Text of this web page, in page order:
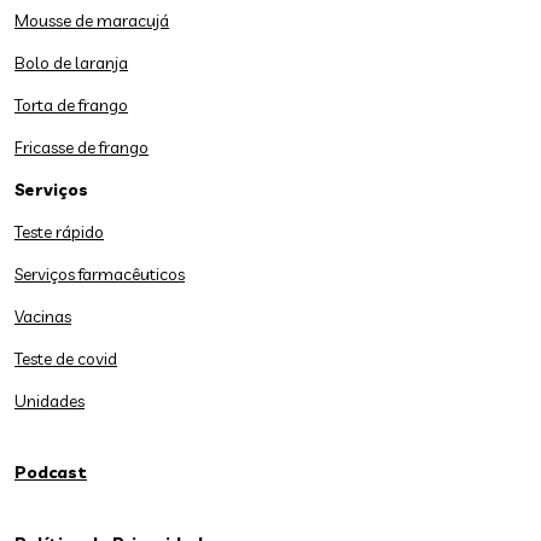
Mousse de maracujá
Bolo de laranja
Torta de frango
Fricasse de frango
Serviços
Teste rápido
Serviços farmacêuticos
Vacinas
Teste de covid
Unidades
Podcast